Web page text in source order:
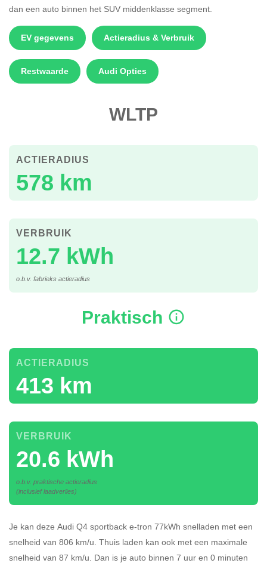
dan een auto binnen het SUV middenklasse segment.
EV gegevens Actieradius & Verbruik
Restwaarde Audi Opties
WLTP
578 km
ACTIERADIUS
12.7 kWh
VERBRUIK
o.b.v. fabrieks actieradius
Praktisch
413 km
ACTIERADIUS
20.6 kWh
VERBRUIK
o.b.v. praktische actieradius
(inclusief laadverlies)
Je kan deze Audi Q4 sportback e-tron 77kWh snelladen met een
snelheid van 806 km/u. Thuis laden kan ook met een maximale
snelheid van 87 km/u. Dan is je auto binnen 7 uur en 0 minuten